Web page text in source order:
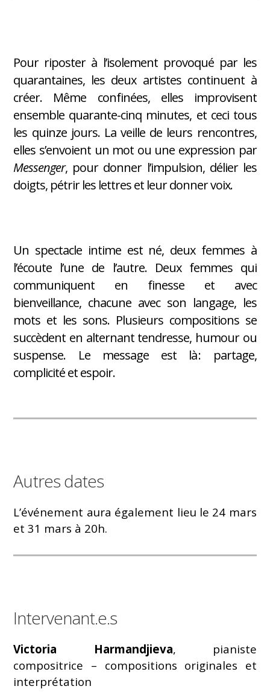
Pour riposter à l’isolement provoqué par les
quarantaines, les deux artistes continuent à
créer. Même confinées, elles improvisent
ensemble quarante-cinq minutes, et ceci tous
les quinze jours. La veille de leurs rencontres,
elles s’envoient un mot ou une expression par
Messenger, pour donner l’impulsion, délier les
doigts, pétrir les lettres et leur donner voix.
Un spectacle intime est né, deux femmes à
l’écoute l’une de l’autre. Deux femmes qui
communiquent en finesse et avec
bienveillance, chacune avec son langage, les
mots et les sons. Plusieurs compositions se
succèdent en alternant tendresse, humour ou
suspense. Le message est là : partage,
complicité et espoir.
Autres dates
L’événement aura également lieu le 24 mars
et 31 mars à 20h.
Intervenant.e.s
Victoria Harmandjieva, pianiste
compositrice – compositions originales et
interprétation